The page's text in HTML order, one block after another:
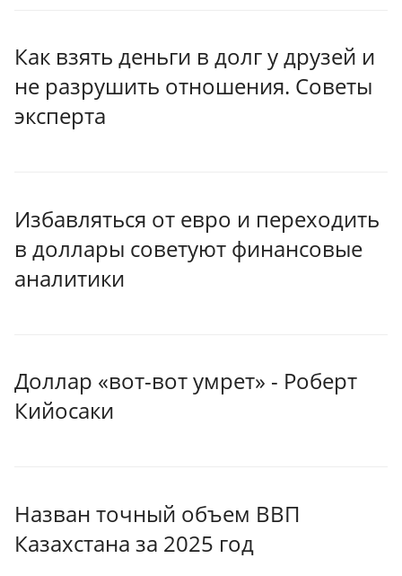
Как взять деньги в долг у друзей и
не разрушить отношения. Советы
эксперта
Избавляться от евро и переходить
в доллары советуют финансовые
аналитики
Доллар «вот-вот умрет» - Роберт
Кийосаки
Назван точный объем ВВП
Казахстана за 2025 год